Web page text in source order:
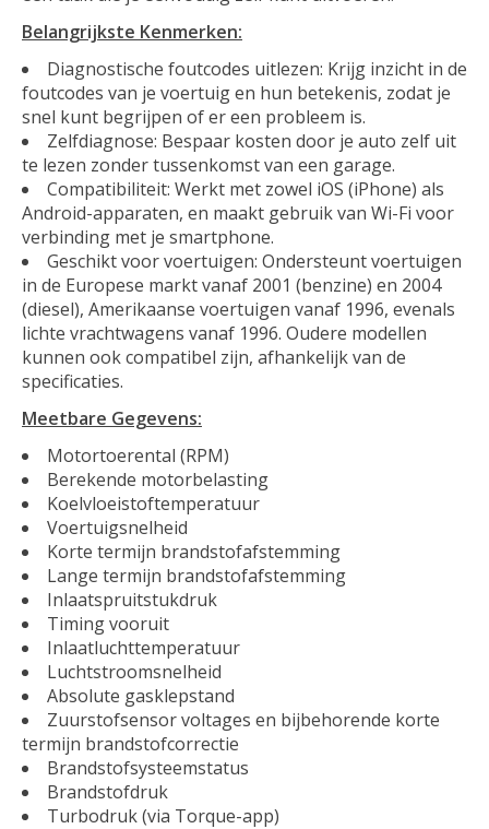
Belangrijkste Kenmerken:
Diagnostische foutcodes uitlezen: Krijg inzicht in de
foutcodes van je voertuig en hun betekenis, zodat je
snel kunt begrijpen of er een probleem is.
Zelfdiagnose: Bespaar kosten door je auto zelf uit
te lezen zonder tussenkomst van een garage.
Compatibiliteit: Werkt met zowel iOS (iPhone) als
Android-apparaten, en maakt gebruik van Wi-Fi voor
verbinding met je smartphone.
Geschikt voor voertuigen: Ondersteunt voertuigen
in de Europese markt vanaf 2001 (benzine) en 2004
(diesel), Amerikaanse voertuigen vanaf 1996, evenals
lichte vrachtwagens vanaf 1996. Oudere modellen
kunnen ook compatibel zijn, afhankelijk van de
specificaties.
Meetbare Gegevens:
Motortoerental (RPM)
Berekende motorbelasting
Koelvloeistoftemperatuur
Voertuigsnelheid
Korte termijn brandstofafstemming
Lange termijn brandstofafstemming
Inlaatspruitstukdruk
Timing vooruit
Inlaatluchttemperatuur
Luchtstroomsnelheid
Absolute gasklepstand
Zuurstofsensor voltages en bijbehorende korte
termijn brandstofcorrectie
Brandstofsysteemstatus
Brandstofdruk
Turbodruk (via Torque-app)